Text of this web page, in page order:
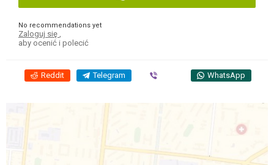
No recommendations yet
Zaloguj się
aby ocenić i polecić
Reddit Telegram WhatsApp